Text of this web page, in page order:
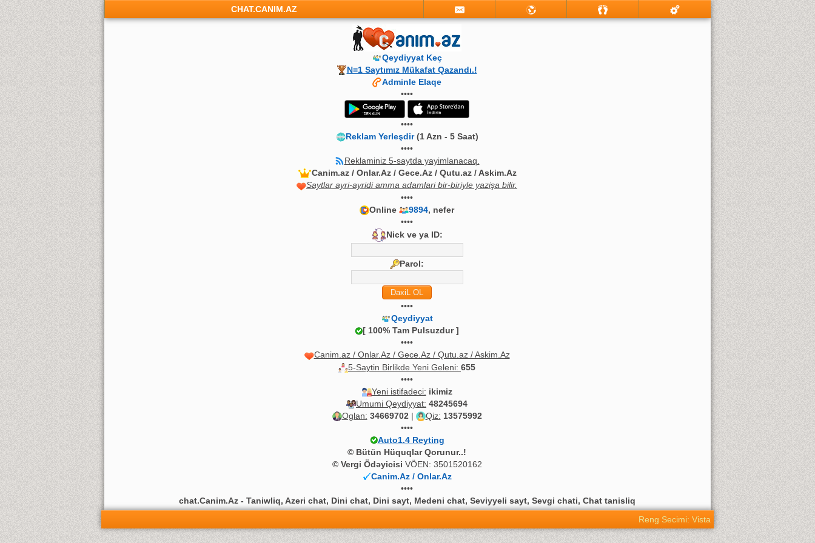
CHAT.CANIM.AZ
Qeydiyyat Keç
N=1 Saytımız Mükafat Qazandı.!
Adminle Elaqe
••••
••••
Reklam Yerleşdir(1 Azn - 5 Saat)
••••
Reklaminiz 5-saytda yayimlanacaq.
Canim.az / Onlar.Az / Gece.Az / Qutu.az / Askim.Az
Saytlar ayri-ayridi amma adamlari bir-biriyle yazişa bilir.
••••
Online
9894, nefer
••••
Nick ve ya ID:
Parol:
••••
Qeydiyyat
[ 100% Tam Pulsuzdur ]
••••
Canim.az / Onlar.Az / Gece.Az / Qutu.az / Askim.Az
5-Saytin Birlikde Yeni Geleni: 655
••••
Yeni istifadeci: ikimiz
Umumi Qeydiyyat: 48245694
Oglan: 34669702 | Qiz: 13575992
••••
Auto1.4 Reyting
© Bütün Hüquqlar Qorunur..!
© Vergi Ödəyicisi VÖEN: 3501520162
Canim.Az / Onlar.Az
••••
chat.Canim.Az - Taniwliq, Azeri chat, Dini chat, Dini sayt, Medeni chat, Seviyyeli sayt, Sevgi chati, Chat tanisliq
Reng Secimi: Vista